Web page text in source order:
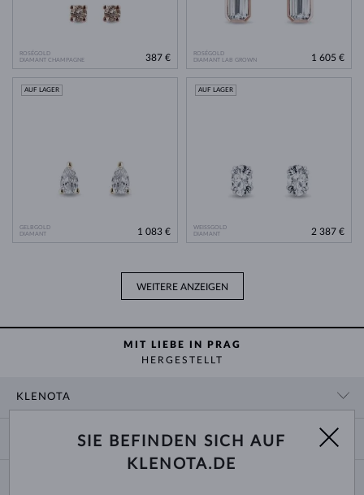
ROSÉGOLD
DIAMANT CHAMPAGNE
387 €
ROSÉGOLD
DIAMANT LAB GROWN
1 605 €
GELBGOLD
DIAMANT
AUF LAGER
1 083 €
WEISSGOLD
DIAMANT
AUF LAGER
2 387 €
WEITERE ANZEIGEN
MIT LIEBE IN PRAG
HERGESTELLT
KLENOTA
ZAHLUNG UND VERSAND
SIE BEFINDEN SICH AUF
KLENOTA.DE